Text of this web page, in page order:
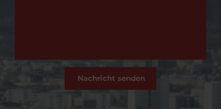
Nachricht senden